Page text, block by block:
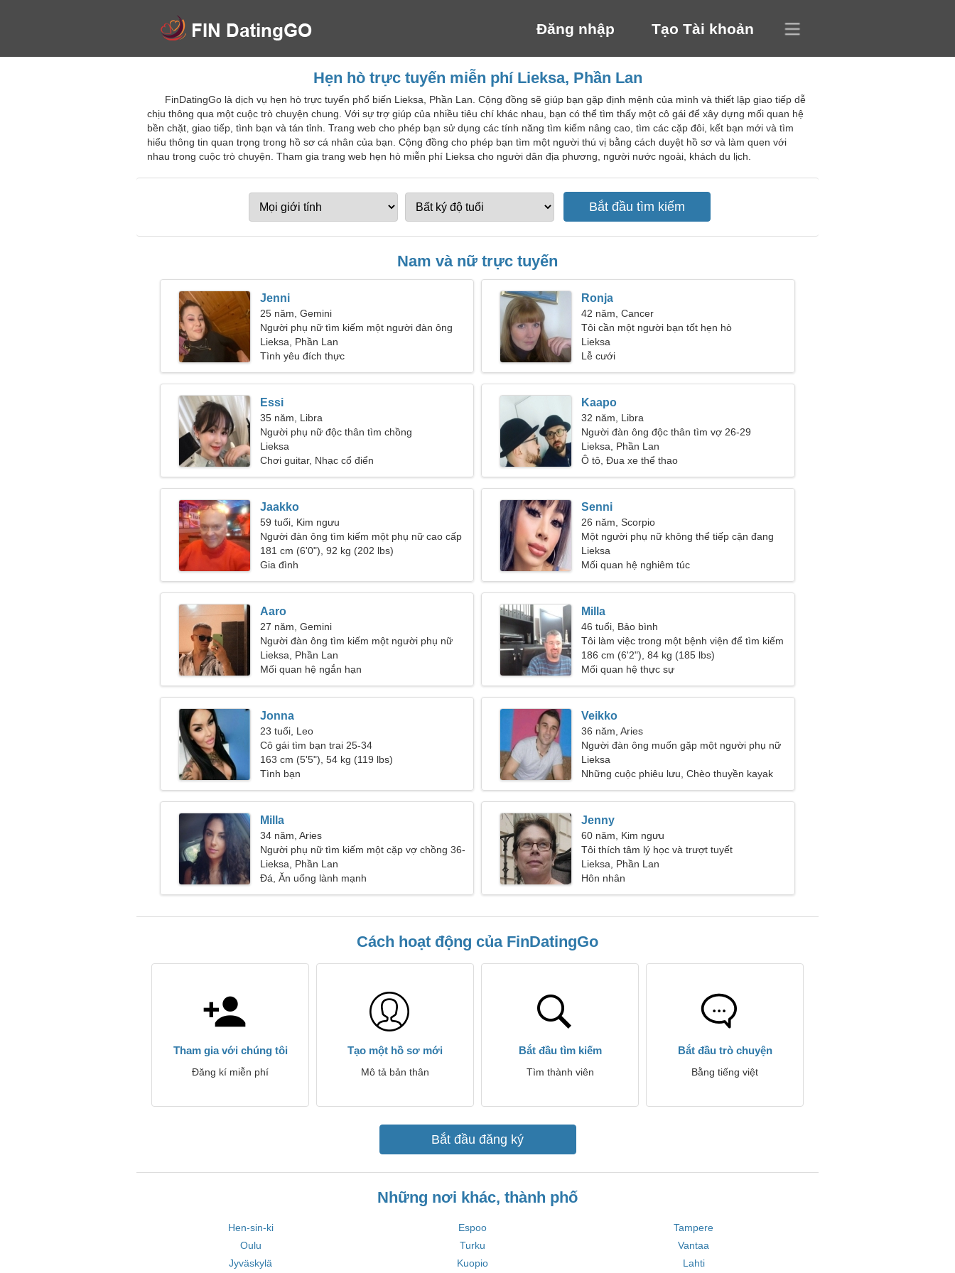
Đăng nhập Tạo Tài khoản
Hẹn hò trực tuyến miễn phí Lieksa, Phần Lan
FinDatingGo là dịch vụ hẹn hò trực tuyến phổ biến Lieksa, Phần Lan. Cộng đồng sẽ giúp bạn gặp định mệnh của mình và thiết lập giao tiếp dễ
chịu thông qua một cuộc trò chuyện chung. Với sự trợ giúp của nhiều tiêu chí khác nhau, bạn có thể tìm thấy một cô gái để xây dựng mối quan hệ
bền chặt, giao tiếp, tình bạn và tán tỉnh. Trang web cho phép bạn sử dụng các tính năng tìm kiếm nâng cao, tìm các cặp đôi, kết bạn mới và tìm
hiểu thông tin quan trọng trong hồ sơ cá nhân của bạn. Cộng đồng cho phép bạn tìm một người thú vị bằng cách duyệt hồ sơ và làm quen với
nhau trong cuộc trò chuyện. Tham gia trang web hẹn hò miễn phí Lieksa cho người dân địa phương, người nước ngoài, khách du lịch.
Nam và nữ trực tuyến
Jenni
25 năm, Gemini
Người phụ nữ tìm kiếm một người đàn ông
30-36
Lieksa, Phần Lan
Tình yêu đích thực
Ronja
42 năm, Cancer
Tôi cần một người bạn tốt hẹn hò
Lieksa
Lễ cưới
Essi
35 năm, Libra
Người phụ nữ độc thân tìm chồng
Lieksa
Chơi guitar, Nhạc cổ điển
Kaapo
32 năm, Libra
Người đàn ông độc thân tìm vợ 26-29
Lieksa, Phần Lan
Ô tô, Đua xe thể thao
Jaakko
59 tuổi, Kim ngưu
Người đàn ông tìm kiếm một phụ nữ cao cấp
49-57
181 cm (6'0"), 92 kg (202 lbs)
Gia đình
Senni
26 năm, Scorpio
Một người phụ nữ không thể tiếp cận đang
tìm kiếm một người như bạn
Lieksa
Mối quan hệ nghiêm túc
Aaro
27 năm, Gemini
Người đàn ông tìm kiếm một người phụ nữ
26-30
Lieksa, Phần Lan
Mối quan hệ ngắn hạn
Milla
46 tuổi, Bảo bình
Tôi làm việc trong một bệnh viện để tìm kiếm
một người phụ nữ hóm hỉnh
186 cm (6'2"), 84 kg (185 lbs)
Mối quan hệ thực sự
Jonna
23 tuổi, Leo
Cô gái tìm bạn trai 25-34
163 cm (5'5"), 54 kg (119 lbs)
Tình bạn
Veikko
36 năm, Aries
Người đàn ông muốn gặp một người phụ nữ
Lieksa
Những cuộc phiêu lưu, Chèo thuyền kayak
Milla
34 năm, Aries
Người phụ nữ tìm kiếm một cặp vợ chồng 36-
46
Lieksa, Phần Lan
Đá, Ăn uống lành mạnh
Jenny
60 năm, Kim ngưu
Tôi thích tâm lý học và trượt tuyết
Lieksa, Phần Lan
Hôn nhân
Cách hoạt động của FinDatingGo
Tham gia với chúng tôi
Đăng kí miễn phí
Tạo một hồ sơ mới
Mô tả bản thân
Bắt đầu tìm kiếm
Tìm thành viên
Bắt đầu trò chuyện
Bằng tiếng việt
Bắt đầu đăng ký
Những nơi khác, thành phố
Hen-sin-ki Espoo
Tampere
Oulu
Turku
Vantaa
Jyväskylä
Kuopio Lahti